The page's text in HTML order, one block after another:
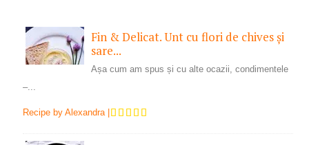
Fin & Delicat. Unt cu flori de chives și
sare...
Așa cum am spus și cu alte ocazii, condimentele
–...
Recipe by Alexandra|